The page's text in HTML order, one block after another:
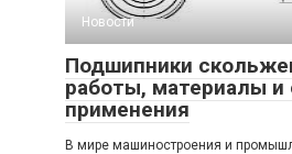
Новости
Подшипники
работы, материалы и
применения
В мире машиностроения и